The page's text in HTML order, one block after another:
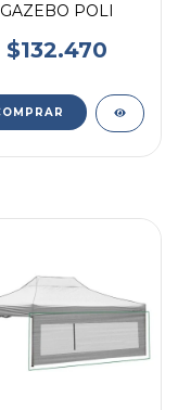
GAZEBO POLI
$132.470